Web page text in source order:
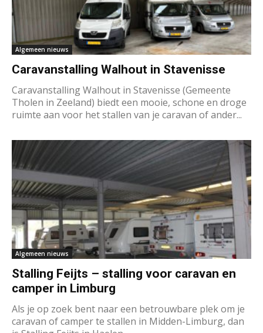
Algemeen nieuws
Caravanstalling Walhout in Stavenisse
Caravanstalling Walhout in Stavenisse (Gemeente
Tholen in Zeeland) biedt een mooie, schone en droge
ruimte aan voor het stallen van je caravan of ander...
Algemeen nieuws
Stalling Feijts – stalling voor caravan en
camper in Limburg
Als je op zoek bent naar een betrouwbare plek om je
caravan of camper te stallen in Midden-Limburg, dan